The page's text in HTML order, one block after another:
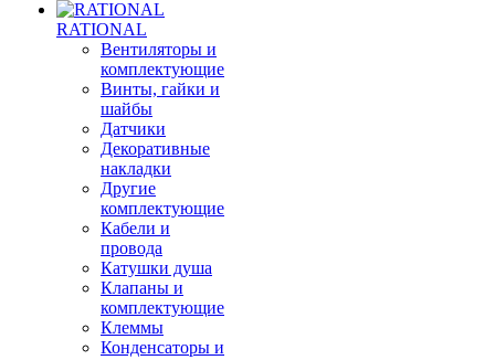
RATIONAL
Вентиляторы и
комплектующие
Винты, гайки и
шайбы
Датчики
Декоративные
накладки
Другие
комплектующие
Кабели и
провода
Катушки душа
Клапаны и
комплектующие
Клеммы
Конденсаторы и